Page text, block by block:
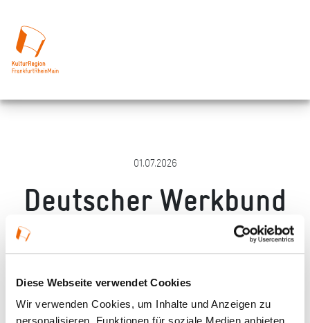
Diese Webseite verwendet Cookies
Wir verwenden Cookies, um Inhalte und Anzeigen zu
01.07.2026
Deutscher Werkbund
Merken Teilen